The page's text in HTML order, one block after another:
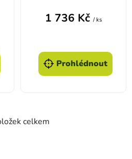
1 736 Kč / ks
Prohlédnout
Ovládací prvky výpisu
celkem